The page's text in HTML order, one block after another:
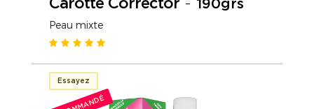
190grs
Peau mixte
Essayez